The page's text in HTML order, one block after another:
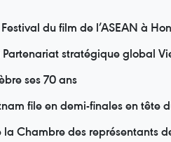
du film de l’ASEAN à
stratégique global
ses 70 ans
file en demi-finales en tête
Chambre des représentants